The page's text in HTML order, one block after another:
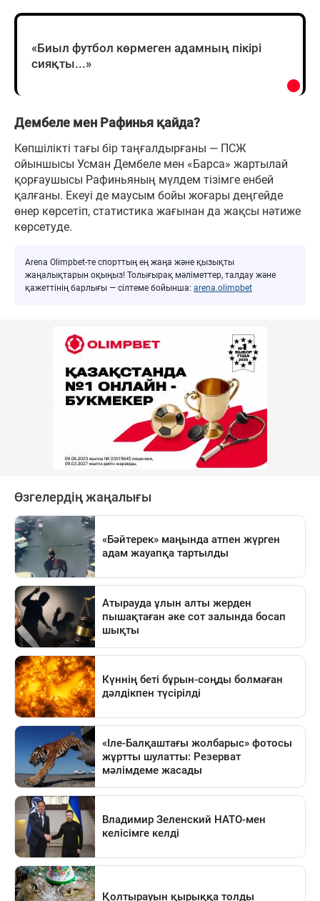
«Биыл футбол көрмеген адамның пікірі
сияқты...»
Дембеле мен Рафинья қайда?
Көпшілікті тағы бір таңғалдырғаны — ПСЖ
ойыншысы Усман Дембеле мен «Барса» жартылай
қорғаушысы Рафиньяның мүлдем тізімге енбей
қалғаны. Екеуі де маусым бойы жоғары деңгейде
өнер көрсетіп, статистика жағынан да жақсы нәтиже
көрсетуде.
Arena Olimpbet-те спорттың ең жаңа және қызықты
жаңалықтарын оқыңыз! Толығырақ мәліметтер, талдау және
қажеттінің барлығы — сілтеме бойынша: arena.olimpbet